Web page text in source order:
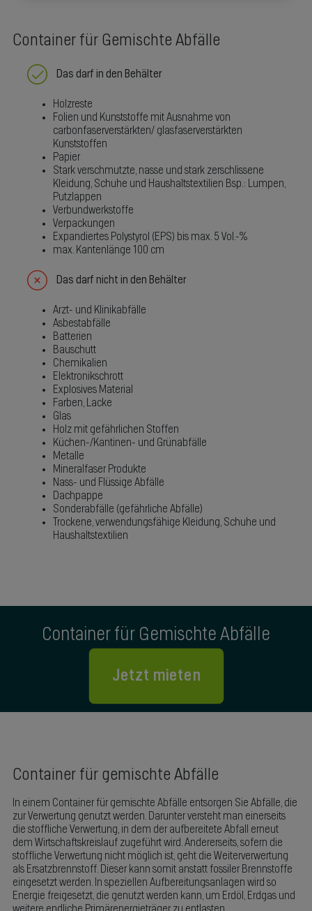
Container für Gemischte Abfälle
Das darf in den Behälter
Holzreste
Folien und Kunststoffe mit Ausnahme von
carbonfaserverstärkten/ glasfaserverstärkten
Kunststoffen
Papier
Stark verschmutzte, nasse und stark zerschlissene
Kleidung, Schuhe und Haushaltstextilien Bsp.: Lumpen,
Putzlappen
Verbundwerkstoffe
Verpackungen
Expandiertes Polystyrol (EPS) bis max. 5 Vol.-%
max. Kantenlänge 100 cm
Das darf nicht in den Behälter
Arzt- und Klinikabfälle
Asbestabfälle
Batterien
Bauschutt
Chemikalien
Elektronikschrott
Explosives Material
Farben, Lacke
Glas
Holz mit gefährlichen Stoffen
Küchen-/Kantinen- und Grünabfälle
Metalle
Mineralfaser Produkte
Nass- und Flüssige Abfälle
Dachpappe
Sonderabfälle (gefährliche Abfälle)
Trockene, verwendungsfähige Kleidung, Schuhe und
Haushaltstextilien
Container für Gemischte Abfälle
Jetzt mieten
Container für gemischte Abfälle
In einem Container für gemischte Abfälle entsorgen Sie Abfälle, die
zur Verwertung genutzt werden. Darunter versteht man einerseits
die stoffliche Verwertung, in dem der aufbereitete Abfall erneut
dem Wirtschaftskreislauf zugeführt wird. Andererseits, sofern die
stoffliche Verwertung nicht möglich ist, geht die Weiterverwertung
als Ersatzbrennstoff. Dieser kann somit anstatt fossiler Brennstoffe
eingesetzt werden. In speziellen Aufbereitungsanlagen wird so
Energie freigesetzt, die genutzt werden kann, um Erdöl, Erdgas und